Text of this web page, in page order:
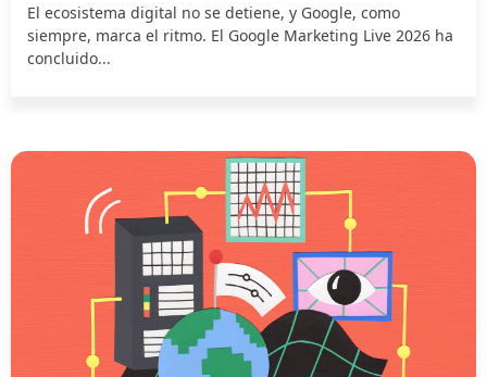
El ecosistema digital no se detiene, y Google, como
siempre, marca el ritmo. El Google Marketing Live 2026 ha
concluido...